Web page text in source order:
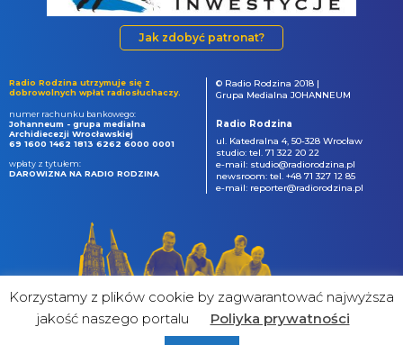
Jak zdobyć patronat?
Radio Rodzina utrzymuje się z
dobrowolnych wpłat radiosłuchaczy.
numer rachunku bankowego:
Johanneum - grupa medialna
Archidiecezji Wrocławskiej
69 1600 1462 1813 6262 6000 0001
wpłaty z tytułem:
DAROWIZNA NA RADIO RODZINA
© Radio Rodzina 2018 |
Grupa Medialna JOHANNEUM
Radio Rodzina
ul. Katedralna 4, 50-328 Wrocław
studio: tel. 71 322 20 22
e-mail: studio@radiorodzina.pl
newsroom: tel. +48 71 327 12 85
e-mail: reporter@radiorodzina.pl
Korzystamy z plików cookie by zagwarantować najwyższa
jakość naszego portalu
Poliyka prywatności